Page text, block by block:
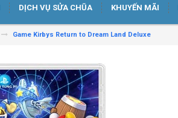
DỊCH VỤ SỬA CHŨA KHUYẾN MÃI
Game Kirbys Return to Dream Land Deluxe